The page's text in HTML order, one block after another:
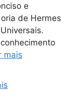
e
de Hermes
mais